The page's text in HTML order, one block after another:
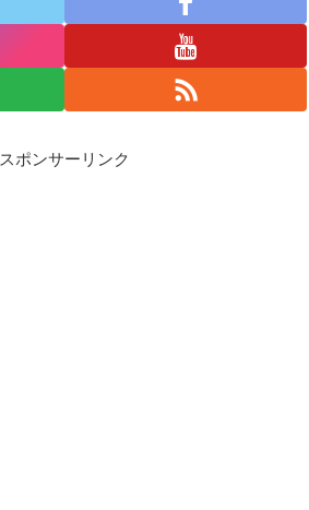
スポンサーリンク